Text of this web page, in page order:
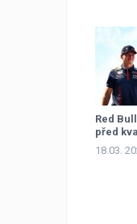
Red
před
18.03.